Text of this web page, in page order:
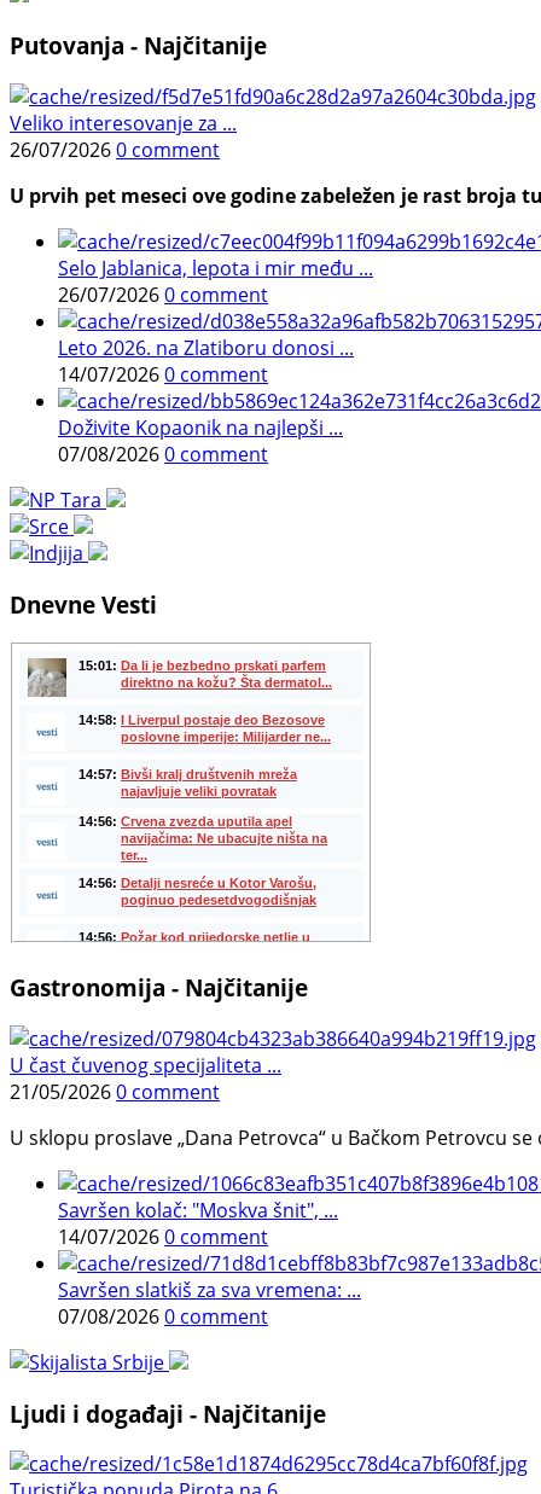
Putovanja - Najčitanije
Veliko interesovanje za ...
26/07/20260 comment
U prvih pet meseci ove godine zabeležen je rast
Selo Jablanica, lepota i mir među ...
26/07/20260 comment
Leto 2026. na Zlatiboru donosi ...
14/07/20260 comment
Doživite Kopaonik na najlepši ...
07/08/20260 comment
Dnevne Vesti
Gastronomija - Najčitanije
U čast čuvenog specijaliteta ...
21/05/20260 comment
U sklopu proslave „Dana Petrovca“ u Bačkom Petrovcu
Savršen kolač: "Moskva šnit", ...
14/07/20260 comment
Savršen slatkiš za sva vremena: ...
07/08/20260 comment
Ljudi i događaji - Najčitanije